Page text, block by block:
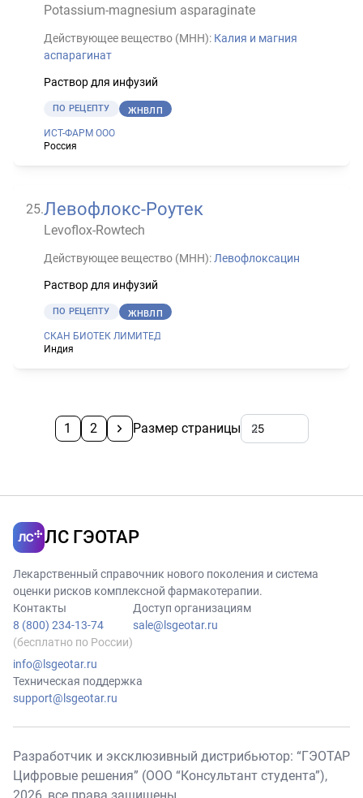
Potassium-magnesium asparaginate
Действующее вещество (МНН): Калия и магния
аспарагинат
Раствор для инфузий
ПО РЕЦЕПТУ ЖНВЛП
ИСТ-ФАРМ ООО
Россия
25.Левофлокс-Роутек
Levoflox-Rowtech
Действующее вещество (МНН): Левофлоксацин
Раствор для инфузий
ПО РЕЦЕПТУ ЖНВЛП
СКАН БИОТЕК ЛИМИТЕД
Индия
1 2 Размер страницы
ЛС ГЭОТАР
Лекарственный справочник нового поколения и система
оценки рисков комплексной фармакотерапии.
Контакты
8 (800) 234-13-74
(бесплатно по России)
info@lsgeotar.ru
Доступ организациям
sale@lsgeotar.ru
Техническая поддержка
support@lsgeotar.ru
Разработчик и эксклюзивный дистрибьютор: “ГЭОТАР
Цифровые решения” (ООО “Консультант студента”),